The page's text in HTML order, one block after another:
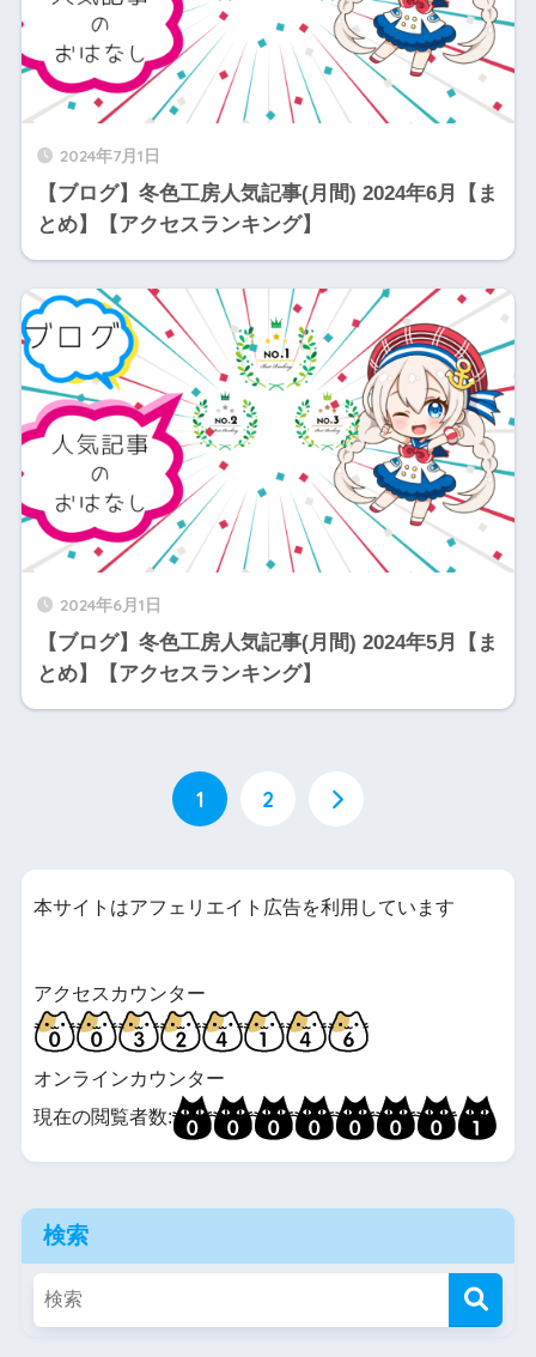
2024年7月1日
【ブログ】冬色工房人気記事(月間) 2024年6月【ま
とめ】【アクセスランキング】
2024年6月1日
【ブログ】冬色工房人気記事(月間) 2024年5月【ま
とめ】【アクセスランキング】
1 2
本サイトはアフェリエイト広告を利用しています
アクセスカウンター
オンラインカウンター
現在の閲覧者数:
検索